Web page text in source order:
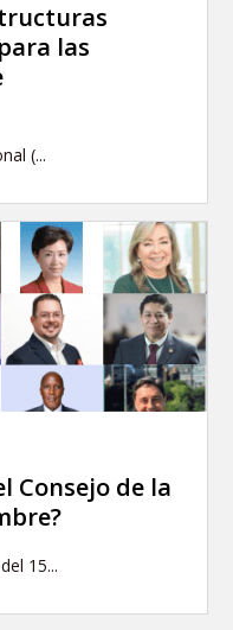
las
(...
Consejo de la
15...